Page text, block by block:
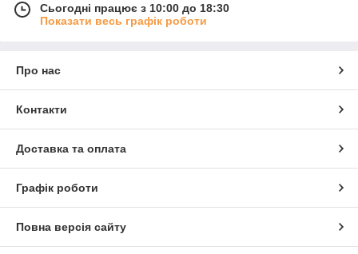
Сьогодні працює з 10:00 до 18:30
Показати весь графік роботи
Про нас
Контакти
Доставка та оплата
Графік роботи
Повна версія сайту